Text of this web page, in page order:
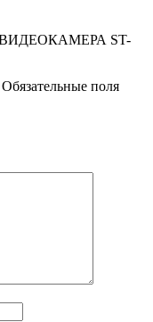
«ВИДЕОКАМЕРА ST-
Обязательные поля